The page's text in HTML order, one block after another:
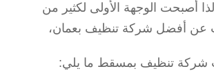
أصبحت الوجهة الأولى لكثير من
عن أفضل شركة تنظيف بعمان،
شركة تنظيف بمسقط ما يلي: